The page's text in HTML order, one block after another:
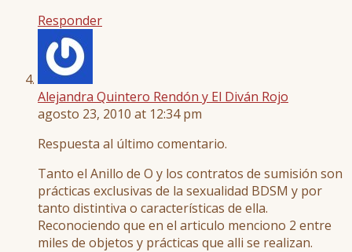
Responder
Alejandra Quintero Rendón y El Diván Rojo
agosto 23, 2010 at 12:34 pm
Respuesta al último comentario.
Tanto el Anillo de O y los contratos de sumisión son
prácticas exclusivas de la sexualidad BDSM y por
tanto distintiva o características de ella.
Reconociendo que en el articulo menciono 2 entre
miles de objetos y prácticas que alli se realizan.